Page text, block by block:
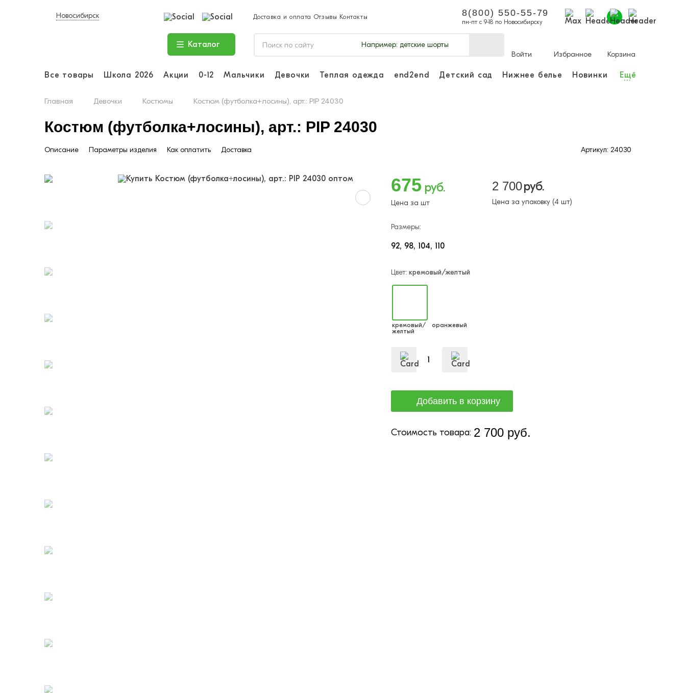
Новосибирск Доставка и оплата Отзывы Контакты 8(800) 550-55-79
пн-пт с 9-18 по Новосибирску
Каталог Например: детские шорты
Войти
Избранное Корзина
Все товары Школа 2026 Акции 0-12 Мальчики Девочки Теплая одежда end2end Детский сад Нижнее белье Новинки Ещё
...
Главная Девочки Костюмы Костюм (футболка+лосины), арт.: PIP 24030
Костюм (футболка+лосины), арт.: PIP 24030
Описание Параметры изделия Как оплатить Доставка Артикул: 24030
675 руб.
Цена за шт
2 700руб.
Цена за упаковку (4 шт)
Размеры:
92 98 104 110
Цвет: кремовый/желтый
кремовый/
желтый
оранжевый
Стоимость товара: 2 700 руб.